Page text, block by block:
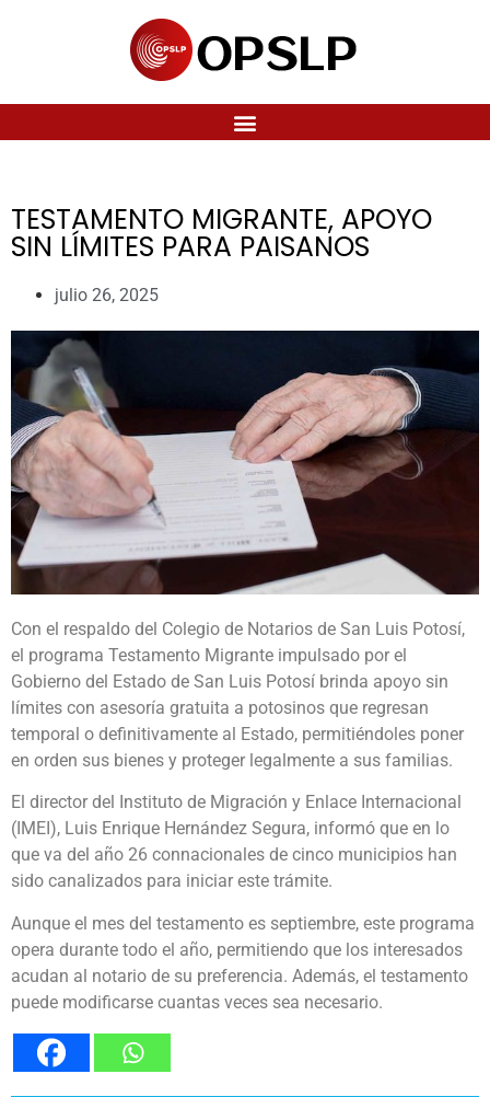
TESTAMENTO MIGRANTE, APOYO
SIN LÍMITES PARA PAISANOS
julio 26, 2025
Con el respaldo del Colegio de Notarios de San Luis Potosí,
el programa Testamento Migrante impulsado por el
Gobierno del Estado de San Luis Potosí brinda apoyo sin
límites con asesoría gratuita a potosinos que regresan
temporal o definitivamente al Estado, permitiéndoles poner
en orden sus bienes y proteger legalmente a sus familias.
El director del Instituto de Migración y Enlace Internacional
(IMEI), Luis Enrique Hernández Segura, informó que en lo
que va del año 26 connacionales de cinco municipios han
sido canalizados para iniciar este trámite.
Aunque el mes del testamento es septiembre, este programa
opera durante todo el año, permitiendo que los interesados
acudan al notario de su preferencia. Además, el testamento
puede modificarse cuantas veces sea necesario.